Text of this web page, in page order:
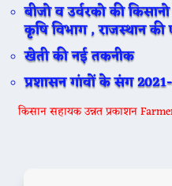
बीजो व उर्वरको की
कृषि विभाग , राजस्थान
खेती की नई तकनीक
प्रशासन गांवों के संग
किसान सहायक उन्नत प्रकाशन